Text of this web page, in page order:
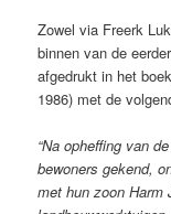
Zowel via Freerk
binnen van de
afgedrukt in het
1986) met de
“Na opheffing van
bewoners gekend,
met hun zoon Harm